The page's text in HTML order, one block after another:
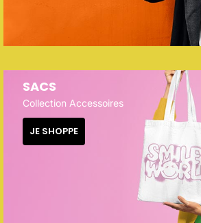
SACS
Collection Accessoires
JE SHOPPE